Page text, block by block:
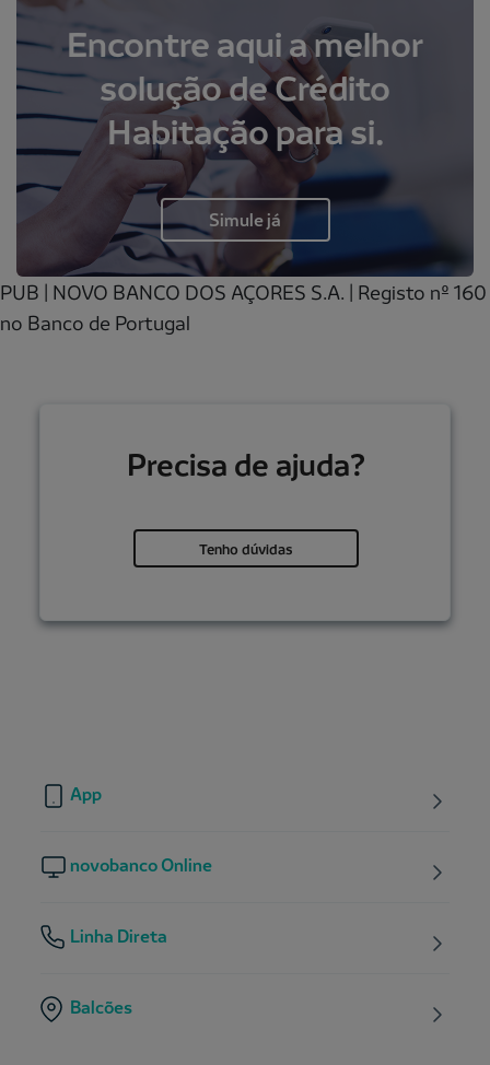
Encontre aqui a melhor
solução de Crédito
Habitação para si.
Simule já
PUB | NOVO BANCO DOS AÇORES S.A. | Registo nº 160
no Banco de Portugal
Precisa de ajuda?
Tenho dúvidas
App
novobanco Online
Linha Direta
Balcões